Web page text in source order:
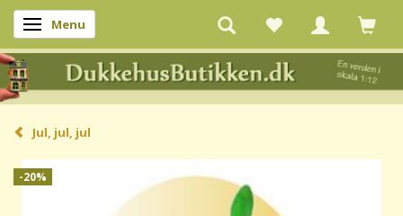
Skifte navigation
Menu
Jul, jul, jul
-20%